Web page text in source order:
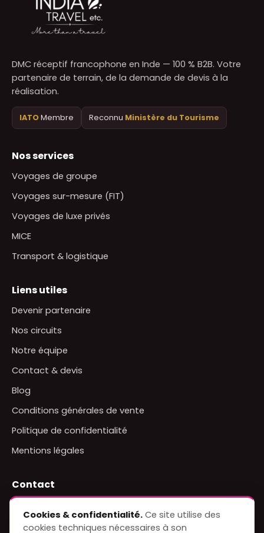
DMC réceptif francophone en Inde — 100 % B2B. Votre
partenaire de terrain, de la demande de devis à la
réalisation.
IATOMembre Reconnu Ministère du Tourisme
Nos services
Voyages de groupe
Voyages sur-mesure (FIT)
Voyages de luxe privés
MICE
Transport & logistique
Liens utiles
Devenir partenaire
Nos circuits
Notre équipe
Contact & devis
Blog
Conditions générales de vente
Politique de confidentialité
Mentions légales
Contact
WhatsApp
Cookies & confidentialité. Ce site utilise des
cookies techniques nécessaires à son